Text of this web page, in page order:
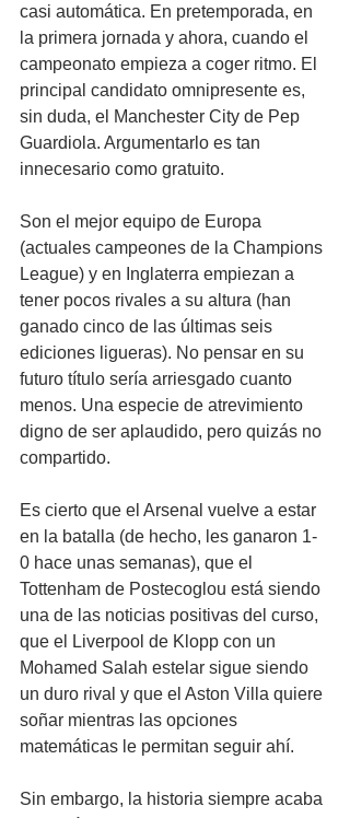
casi automática. En pretemporada, en
la primera jornada y ahora, cuando el
campeonato empieza a coger ritmo. El
principal candidato omnipresente es,
sin duda, el Manchester City de Pep
Guardiola. Argumentarlo es tan
innecesario como gratuito.
Son el mejor equipo de Europa
(actuales campeones de la Champions
League) y en Inglaterra empiezan a
tener pocos rivales a su altura (han
ganado cinco de las últimas seis
ediciones ligueras). No pensar en su
futuro título sería arriesgado cuanto
menos. Una especie de atrevimiento
digno de ser aplaudido, pero quizás no
compartido.
Es cierto que el Arsenal vuelve a estar
en la batalla (de hecho, les ganaron 1-
0 hace unas semanas), que el
Tottenham de Postecoglou está siendo
una de las noticias positivas del curso,
que el Liverpool de Klopp con un
Mohamed Salah estelar sigue siendo
un duro rival y que el Aston Villa quiere
soñar mientras las opciones
matemáticas le permitan seguir ahí.
Sin embargo, la historia siempre acaba